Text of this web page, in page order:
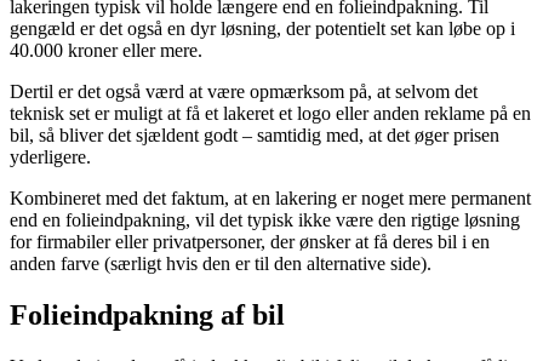
lakeringen typisk vil holde længere end en folieindpakning. Til
gengæld er det også en dyr løsning, der potentielt set kan løbe op i
40.000 kroner eller mere.
Dertil er det også værd at være opmærksom på, at selvom det
teknisk set er muligt at få et lakeret et logo eller anden reklame på en
bil, så bliver det sjældent godt – samtidig med, at det øger prisen
yderligere.
Kombineret med det faktum, at en lakering er noget mere permanent
end en folieindpakning, vil det typisk ikke være den rigtige løsning
for firmabiler eller privatpersoner, der ønsker at få deres bil i en
anden farve (særligt hvis den er til den alternative side).
Folieindpakning af bil